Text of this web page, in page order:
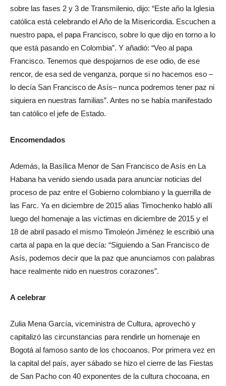
sobre las fases 2 y 3 de Transmilenio, dijo: “Este año la Iglesia
católica está celebrando el Año de la Misericordia. Escuchen a
nuestro papa, el papa Francisco, sobre lo que dijo en torno a lo
que está pasando en Colombia”. Y añadió: “Veo al papa
Francisco. Tenemos que despojarnos de ese odio, de ese
rencor, de esa sed de venganza, porque si no hacemos eso –
lo decía San Francisco de Asís– nunca podremos tener paz ni
siquiera en nuestras familias”. Antes no se había manifestado
tan católico el jefe de Estado.
Encomendados
Además, la Basílica Menor de San Francisco de Asís en La
Habana ha venido siendo usada para anunciar noticias del
proceso de paz entre el Gobierno colombiano y la guerrilla de
las Farc. Ya en diciembre de 2015 alias Timochenko habló allí
luego del homenaje a las víctimas en diciembre de 2015 y el
18 de abril pasado el mismo Timoleón Jiménez le escribió una
carta al papa en la que decía: “Siguiendo a San Francisco de
Asís, podemos decir que la paz que anunciamos con palabras
hace realmente nido en nuestros corazones”.
A celebrar
Zulia Mena García, viceministra de Cultura, aprovechó y
capitalizó las circunstancias para rendirle un homenaje en
Bogotá al famoso santo de los chocoanos. Por primera vez en
la capital del país, ayer sábado se hizo el cierre de las Fiestas
de San Pacho con 40 exponentes de la cultura chocoana, en